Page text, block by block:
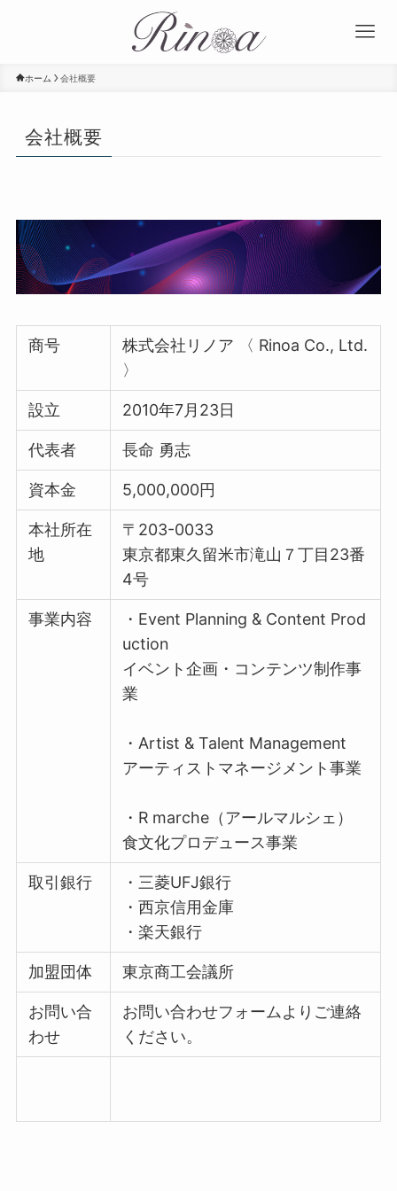
ホーム 会社概要
会社概要
商号
株式会社リノア 〈 Rinoa Co., Ltd.
〉
設立 2010年7月23日
代表者 長命 勇志
資本金 5,000,000円
本社所在
地
〒203-0033
東京都東久留米市滝山７丁目23番
4号
事業内容
・Event Planning & Content Prod
uction
イベント企画・コンテンツ制作事
業
・Artist & Talent Management
アーティストマネージメント事業
・R marche（アールマルシェ）
食文化プロデュース事業
取引銀行
・三菱UFJ銀行
・西京信用金庫
・楽天銀行
加盟団体 東京商工会議所
お問い合
わせ
お問い合わせフォームよりご連絡
ください。